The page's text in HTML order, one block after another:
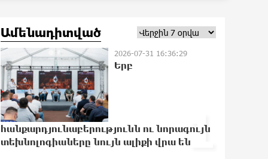
Օգոստոսի 7-ին՝ Գարեգին Բ
Ամենայն Հայոց Կաթողիկոսի
դատական նիստը
ՆԳՆ-ն՝ աղբակույտի տակ մնացած
քաղաքացու մահվան մասին
20:44:49 6-08-2026
Ամենադիտված
1
2026-07-31 16:36:29
Երբ
հանքարդյունաբերությունն ու նորագույն
տեխնոլոգիաները նույն ալիքի վրա են